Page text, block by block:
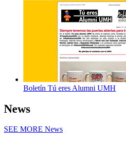
Boletín Tú eres Alumni UMH
News
SEE MORE News